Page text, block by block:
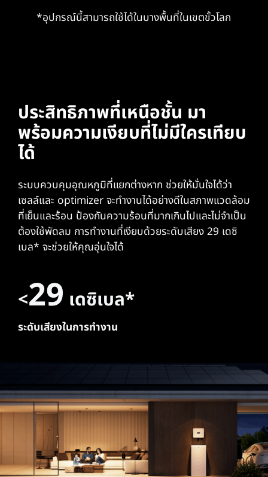
*อุปกรณ์นี้สามารถใช้ได้ในบางพื้นที่ในเขตขั้วโลก
ประสิทธิภาพที่เหนือชั้น มา
พร้อมความเงียบที่ไม่มีใครเทียบ
ได้
ระบบควบคุมอุณหภูมิที่แยกต่างหาก ช่วยให้มั่นใจได้ว่า
เซลล์และ optimizer จะทํางานได้อย่างดีในสภาพแวดล้อม
ที่เย็นและร้อน ป้องกันความร้อนที่มากเกินไปและไม่จําเป็น
ต้องใช้พัดลม การทํางานที่เงียบด้วยระดับเสียง 29 เดซิ
เบล* จะช่วยให้คุณอุ่นใจได้
<29 เดซิเบล*
ระดับเสียงในการทำงาน